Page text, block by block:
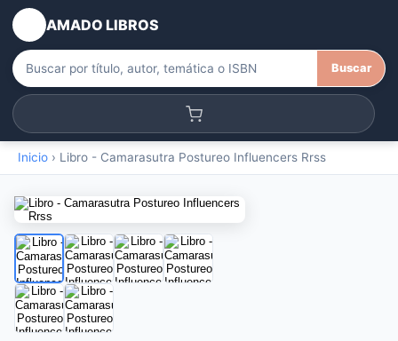
AMADO LIBROS
Buscar
Inicio › Libro - Camarasutra Postureo Influencers Rrss